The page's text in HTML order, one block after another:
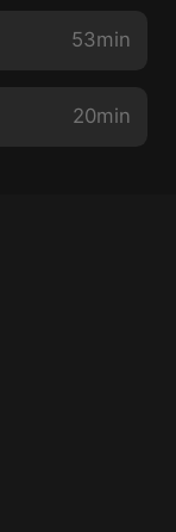
53min
20min